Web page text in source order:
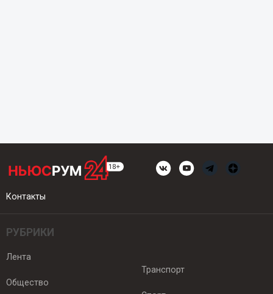
Контакты
РУБРИКИ
Лента
Общество
Транспорт